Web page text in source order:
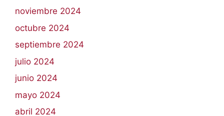
noviembre 2024
octubre 2024
septiembre 2024
julio 2024
junio 2024
mayo 2024
abril 2024